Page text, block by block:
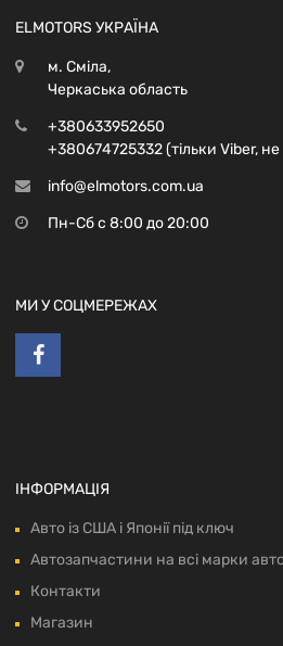
ELMOTORS УКРАЇНА
м. Сміла,
Черкаська область
+380633952650
+380674725332 (тільки Viber,
info@elmotors.com.ua
Пн-Сб с 8:00 до 20:00
МИ У СОЦМЕРЕЖАХ
ІНФОРМАЦІЯ
Авто із США і Японії під ключ
Автозапчастини на всі марки
Контакти
Магазин